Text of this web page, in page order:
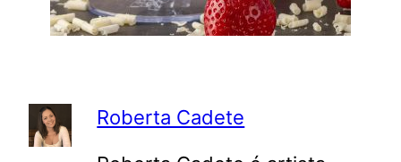
Roberta Cadete